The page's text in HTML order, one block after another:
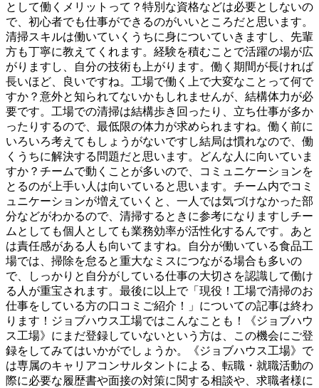
として働くメリットって？特別な資格などは必要としないの
で、初心者でも仕事ができるのがいいところだと思います。
清掃スキルは働いていくうちに身についていきますし、先輩
方も丁寧に教えてくれます。経験を積むことで活躍の場が広
がりますし、自分の技術も上がります。働く期間が長ければ
長いほど、良いですね。工場で働く上で大変なことって何で
すか？意外と知られてないかもしれませんが、結構体力が必
要です。工場での清掃は結構歩き回ったり、立ち仕事が多か
ったりするので、最低限の体力が求められますね。働く前に
いろいろ考えてもしょうがないですし結局は慣れなので、働
くうちに解決する問題だと思います。どんな人に向いていま
すか？チームで動くことが多いので、コミュニケーションを
とるのが上手い人は向いていると思います。チーム内でコミ
ュニケーションが増えていくと、一人では気づけなかった部
分などがわかるので、清掃するときに参考になりますしチー
ムとしても個人としても業務効率が活性化するんです。あと
は責任感がある人も向いてますね。自分が働いている食品工
場では、掃除を怠ると重大なミスにつながる場合も多いの
で、しっかりと自分がしている仕事の大切さを認識して働け
る人が重宝されます。最後に以上で「現役！工場で清掃のお
仕事をしている方の口コミご紹介！」についての記事は終わ
ります！ジョブハウス工場ではこんなことも！《ジョブハウ
ス工場》にまだ登録していないという方は、この機会にご登
録をしてみてはいかがでしょうか。《ジョブハウス工場》で
は専属のキャリアコンサルタントによる、転職・就職活動の
際に必要な履歴書や面接の対策に関する相談や、求職者様に